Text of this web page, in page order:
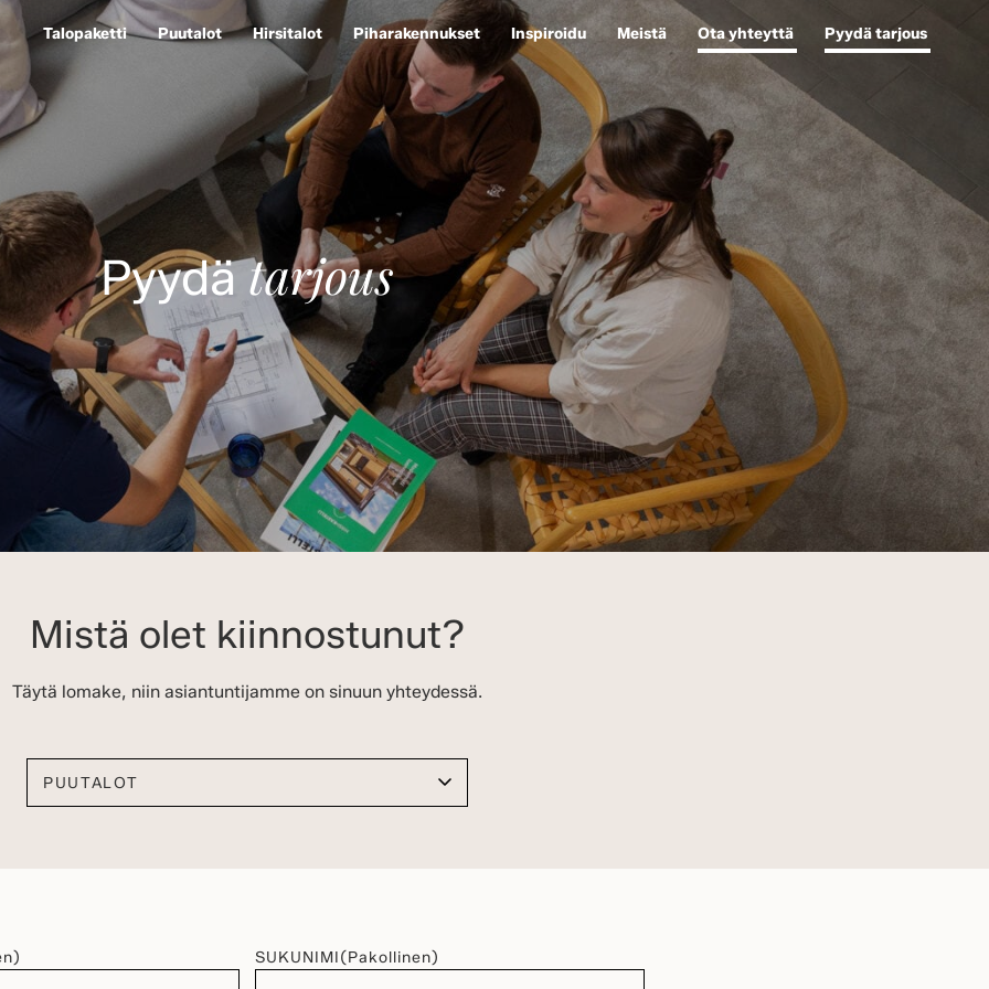
Talopaketti Puutalot Hirsitalot Piharakennukset Inspiroidu Meistä Ota yhteyttä Pyydä tarjous
Pyydätarjous
Mistä olet kiinnostunut?
Täytä lomake, niin asiantuntijamme on sinuun yhteydessä.
SUKUNIMI(Pakollinen)